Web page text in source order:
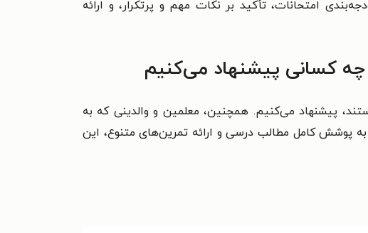
امتحانات، تأکید بر نکات مهم و پرتکرار، و ارائه
پیشنهاد می‌کنیم. همچنین، معلمین و والدینی که به
به پوشش کامل مطالب درسی و ارائه تمرین‌های متنوع، این